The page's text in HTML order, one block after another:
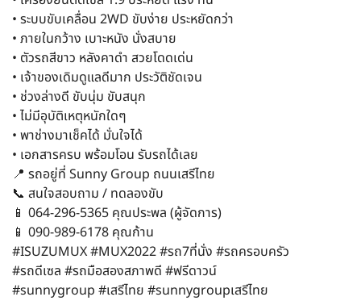
• ระบบขับเคลื่อน 2WD ขับง่าย ประหยัดกว่า
• ภายในกว้าง เบาะหนัง นั่งสบาย
• ตัวรถสีขาว หลังคาดำ สวยโดดเด่น
• เจ้าของเดิมดูแลดีมาก ประวัติชัดเจน
• ช่วงล่างดี ขับนุ่ม ขับสนุก
• ไม่มีอุบัติเหตุหนักใดๆ
• พาช่างมาเช็คได้ มั่นใจได้
• เอกสารครบ พร้อมโอน รับรถได้เลย
📍 รถอยู่ที่ Sunny Group ถนนเสรีไทย
📞 สนใจสอบถาม / ทดลองขับ
📱 064-296-5365 คุณประพล (ผู้จัดการ)
📱 090-989-6178 คุณก้าน
#ISUZUMUX #MUX2022 #รถ7ที่นั่ง #รถครอบครัว
#รถดีเซล #รถมือสองสภาพดี #ฟรีดาวน์
#sunnygroup #เสรีไทย #sunnygroupเสรีไทย